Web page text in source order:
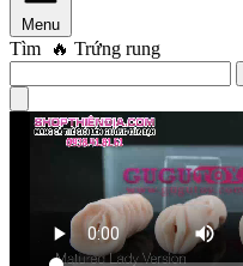
Menu
Tìm 🔥 Máy thủ dâm